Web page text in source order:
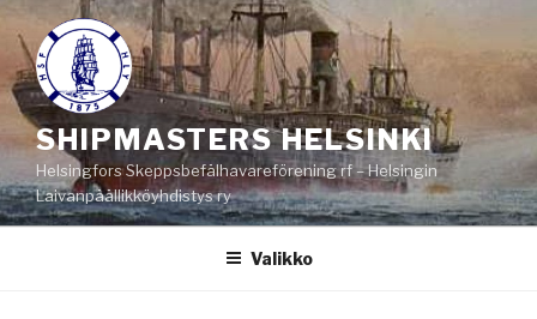
Siirry
sisältöön
SHIPMASTERS HELSINKI
Helsingfors Skeppsbefälhavareförening rf – Helsingin
Laivanpäällikköyhdistys ry
Valikko